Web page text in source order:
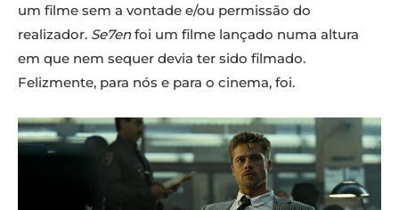
um filme sem a vontade e/ou permissão do
realizador. Se7enfoi um filme lançado numa altura
em que nem sequer devia ter sido filmado.
Felizmente, para nós e para o cinema, foi.